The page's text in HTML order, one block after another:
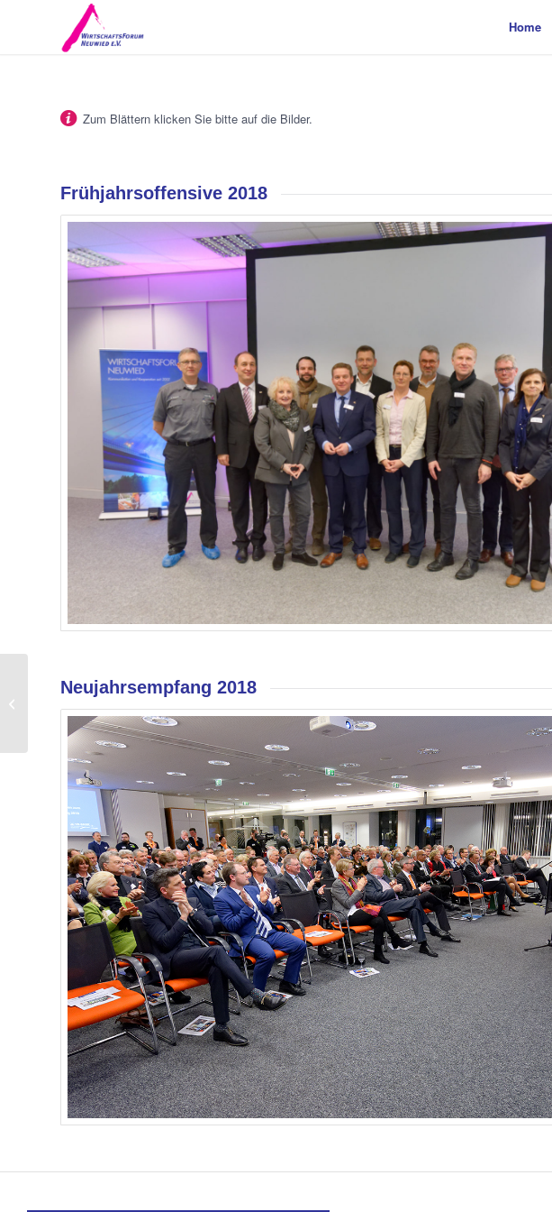
Home
Zum Blättern klicken Sie bitte auf die Bilder.
Frühjahrsoffensive 2018
Neujahrsempfang 2018
Konstituierende Sitzung
WiFo-Vorstand